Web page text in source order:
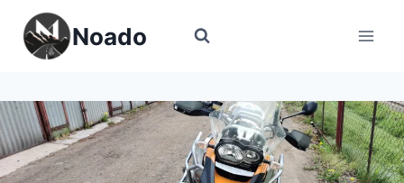
Перейти
содержимому
Noado